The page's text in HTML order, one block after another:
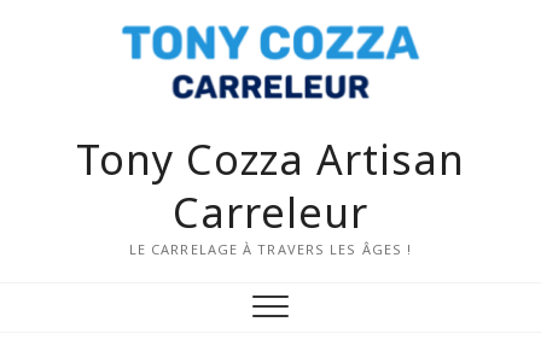
Tony Cozza Artisan
Carreleur
LE CARRELAGE À TRAVERS LES ÂGES !